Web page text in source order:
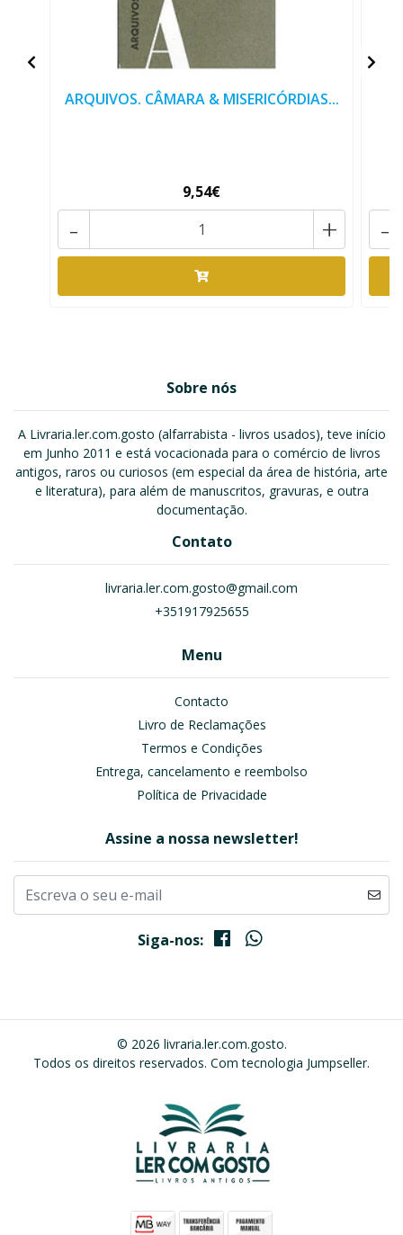
ARQUIVOS. CÂMARA & MISERICÓRDIAS...
9,54€
+
- -
Sobre nós
A Livraria.ler.com.gosto (alfarrabista - livros usados), teve início
em Junho 2011 e está vocacionada para o comércio de livros
antigos, raros ou curiosos (em especial da área de história, arte
e literatura), para além de manuscritos, gravuras, e outra
documentação.
Contato
livraria.ler.com.gosto@gmail.com
+351917925655
Menu
Contacto
Livro de Reclamações
Termos e Condições
Entrega, cancelamento e reembolso
Política de Privacidade
Assine a nossa newsletter!
Siga-nos:
© 2026 livraria.ler.com.gosto.
Todos os direitos reservados. Com tecnologia Jumpseller.